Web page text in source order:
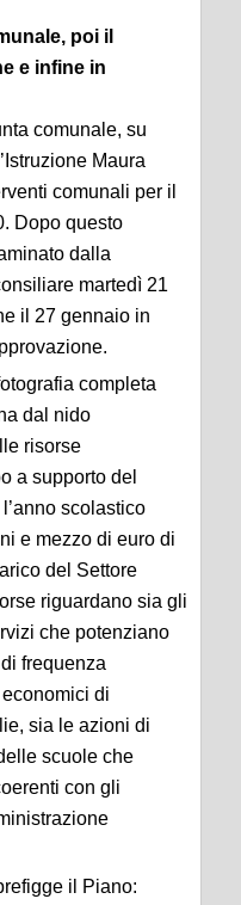
poi il
e infine in
comunale, su
Maura
comunali per il
Dopo questo
dalla
martedì 21
il 27 gennaio in
completa
dal nido
risorse
a supporto del
scolastico
e mezzo di euro di
del Settore
riguardano sia gli
che potenziano
frequenza
di
sia le azioni di
scuole che
con gli
il Piano: